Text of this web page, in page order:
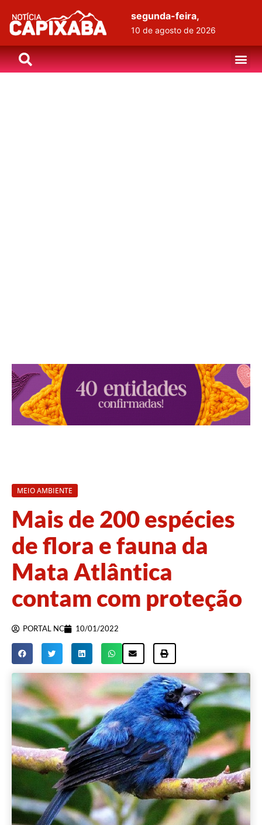
segunda-feira,
10 de agosto de 2026
MEIO AMBIENTE
Mais de 200 espécies
de flora e fauna da
Mata Atlântica
contam com proteção
PORTAL NC 10/01/2022